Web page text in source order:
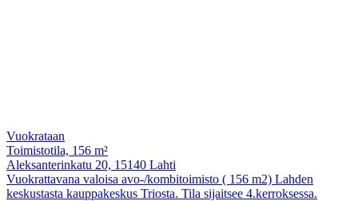
Vuokrataan
Toimistotila, 156 m²
Aleksanterinkatu 20, 15140 Lahti
Vuokrattavana valoisa avo-/kombitoimisto ( 156 m2) Lahden
keskustasta kauppakeskus Triosta. Tila sijaitsee 4.kerroksessa.